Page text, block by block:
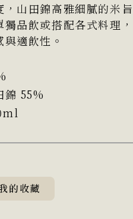
山田錦高雅細膩的米旨
品飲或搭配各式料理，
適飲性。
錦 55%
的收藏